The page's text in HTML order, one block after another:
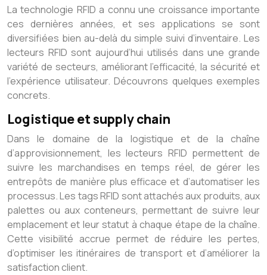
La technologie RFID a connu une croissance importante
ces dernières années, et ses applications se sont
diversifiées bien au-delà du simple suivi d’inventaire. Les
lecteurs RFID sont aujourd’hui utilisés dans une grande
variété de secteurs, améliorant l’efficacité, la sécurité et
l’expérience utilisateur. Découvrons quelques exemples
concrets.
Logistique et supply chain
Dans le domaine de la logistique et de la chaîne
d’approvisionnement, les lecteurs RFID permettent de
suivre les marchandises en temps réel, de gérer les
entrepôts de manière plus efficace et d’automatiser les
processus. Les tags RFID sont attachés aux produits, aux
palettes ou aux conteneurs, permettant de suivre leur
emplacement et leur statut à chaque étape de la chaîne.
Cette visibilité accrue permet de réduire les pertes,
d’optimiser les itinéraires de transport et d’améliorer la
satisfaction client.